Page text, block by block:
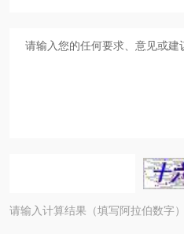
请输入计算结果（填写阿拉伯数字